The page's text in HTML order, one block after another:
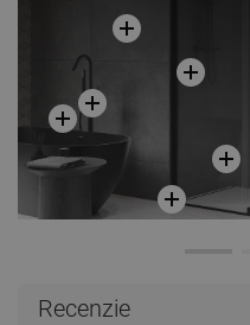
Recenzie